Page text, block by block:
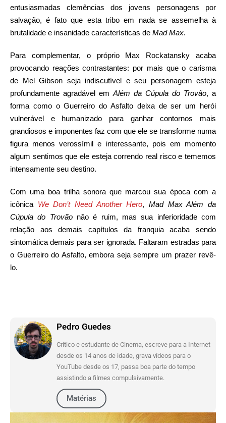
entusiasmadas clemências dos jovens personagens por
salvação, é fato que esta tribo em nada se assemelha à
brutalidade e insanidade características de Mad Max.
Para complementar, o próprio Max Rockatansky acaba
provocando reações contrastantes: por mais que o carisma
de Mel Gibson seja indiscutível e seu personagem esteja
profundamente agradável em Além da Cúpula do Trovão, a
forma como o Guerreiro do Asfalto deixa de ser um herói
vulnerável e humanizado para ganhar contornos mais
grandiosos e imponentes faz com que ele se transforme numa
figura menos verossímil e interessante, pois em momento
algum sentimos que ele esteja correndo real risco e tememos
intensamente seu destino.
Com uma boa trilha sonora que marcou sua época com a
icônica We Don’t Need Another Hero,Mad Max Além da
Cúpula do Trovão não é ruim, mas sua inferioridade com
relação aos demais capítulos da franquia acaba sendo
sintomática demais para ser ignorada. Faltaram estradas para
o Guerreiro do Asfalto, embora seja sempre um prazer revê-
lo.
Pedro Guedes
Crítico e estudante de Cinema, escreve para a Internet
desde os 14 anos de idade, grava vídeos para o
YouTube desde os 17, passa boa parte do tempo
assistindo a filmes compulsivamente.
Matérias